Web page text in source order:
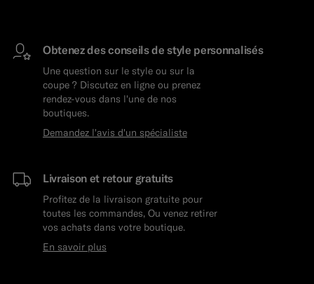
Obtenez des conseils de style personnalisés
Une question sur le style ou sur la
coupe ? Discutez en ligne ou prenez
rendez-vous dans l'une de nos
boutiques.
Demandez l'avis d'un spécialiste
Livraison et retour gratuits
Profitez de la livraison gratuite pour
toutes les commandes, Ou venez retirer
vos achats dans votre boutique.
En savoir plus